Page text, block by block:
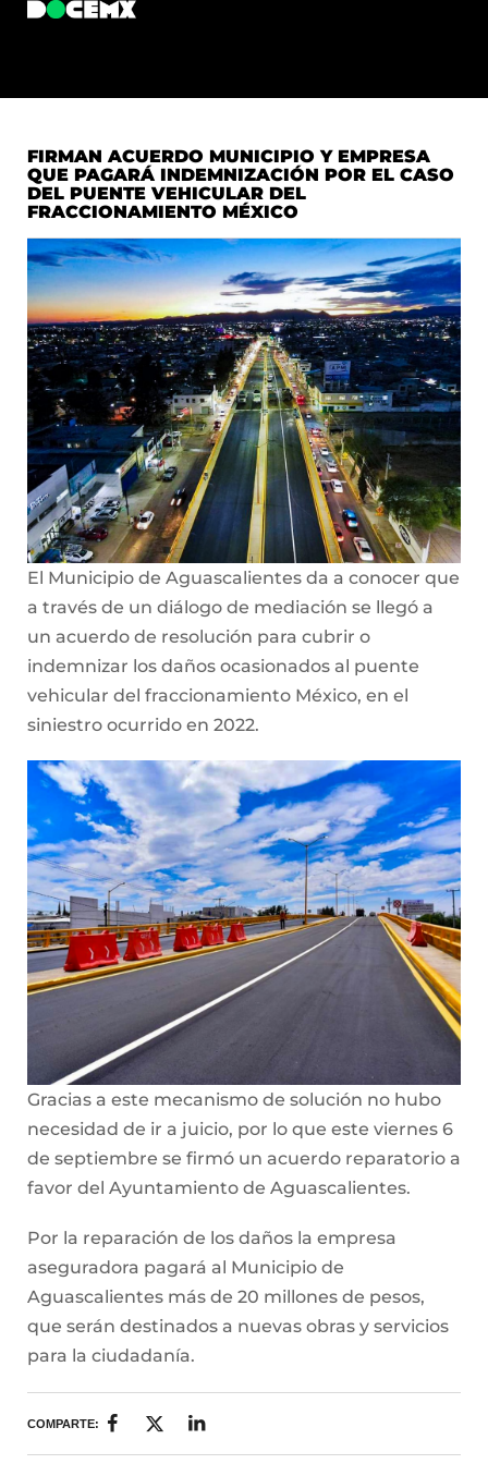
FIRMAN ACUERDO MUNICIPIO Y EMPRESA
QUE PAGARÁ INDEMNIZACIÓN POR EL CASO
DEL PUENTE VEHICULAR DEL
FRACCIONAMIENTO MÉXICO
El Municipio de Aguascalientes da a conocer que
a través de un diálogo de mediación se llegó a
un acuerdo de resolución para cubrir o
indemnizar los daños ocasionados al puente
vehicular del fraccionamiento México, en el
siniestro ocurrido en 2022.
Gracias a este mecanismo de solución no hubo
necesidad de ir a juicio, por lo que este viernes 6
de septiembre se firmó un acuerdo reparatorio a
favor del Ayuntamiento de Aguascalientes.
Por la reparación de los daños la empresa
aseguradora pagará al Municipio de
Aguascalientes más de 20 millones de pesos,
que serán destinados a nuevas obras y servicios
para la ciudadanía.
COMPARTE: